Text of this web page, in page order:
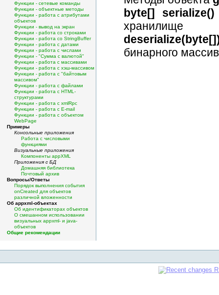
Функции - сетевые команды
Функции - объектные методы
Функции - работа с атрибутами
объектов
Функции - вывод на экран
Функции - работа со строками
Функции - работа со StringBuffer
Функции - работа с датами
Функции - работа с числами
Функции - "Сумма с валютой"
Функции - работа с массивами
Функции - работа с хэш-массивом
Функции - работа с "байтовым
массивом"
Функции - работа с файлами
Функции - работа с HTML-
структурами
Функции - работа с xmlRpc
Функции - работа с E-mail
Функции - работа с объектом
WebPage
Примеры
Консольные приложения
Работа с числовыми
функциями
Визуальные приложения
Компоненты appXML
Приложения с БД
Домашняя библиотека
Почтовый архив
Вопросы/Ответы
Порядок выполнения события
onCreated для объектов
различной вложенности
Об appxml-объектах
Об идентификаторах объектов
О смешанном использовании
визуальных appxml- и java-
объектов
Общие рекомендации
byte[] serialize()
хранилище
бинарного